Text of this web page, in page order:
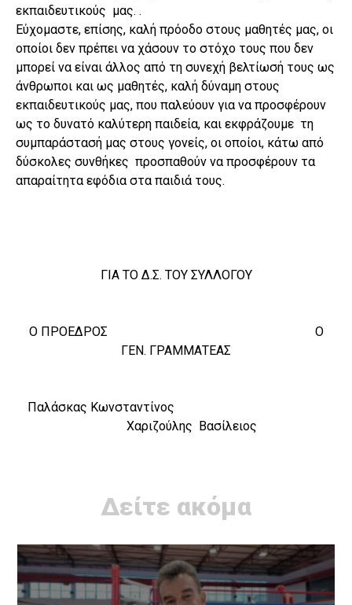
εκπαιδευτικούς μας. .
Εύχομαστε, επίσης, καλή πρόοδο στους μαθητές μας, οι
οποίοι δεν πρέπει να χάσουν το στόχο τους που δεν
μπορεί να είναι άλλος από τη συνεχή βελτίωσή τους ως
άνθρωποι και ως μαθητές, καλή δύναμη στους
εκπαιδευτικούς μας, που παλεύουν για να προσφέρουν
ως το δυνατό καλύτερη παιδεία, και εκφράζουμε τη
συμπαράστασή μας στους γονείς, οι οποίοι, κάτω από
δύσκολες συνθήκες προσπαθούν να προσφέρουν τα
απαραίτητα εφόδια στα παιδιά τους.
ΓΙΑ ΤΟ Δ.Σ. ΤΟΥ ΣΥΛΛΟΓΟΥ
Ο ΠΡΟΕΔΡΟΣ Ο
ΓΕΝ. ΓΡΑΜΜΑΤΕΑΣ
Παλάσκας Κωνσταντίνος
Χαριζούλης Βασίλειος
Δείτε ακόμα